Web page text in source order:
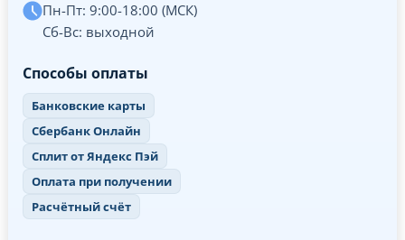
Пн-Пт: 9:00-18:00 (МСК)
Сб-Вс: выходной
Способы оплаты
Банковские карты
Сбербанк Онлайн
Сплит от Яндекс Пэй
Оплата при получении
Расчётный счёт